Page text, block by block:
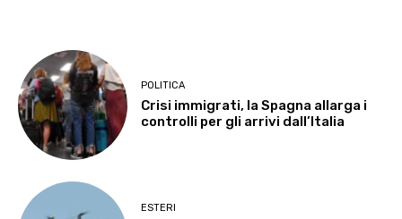
POLITICA
Crisi immigrati, la Spagna allarga i
controlli per gli arrivi dall’Italia
ESTERI